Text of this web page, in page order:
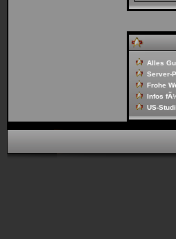
Alles
Server-
Frohe
Infos
US-